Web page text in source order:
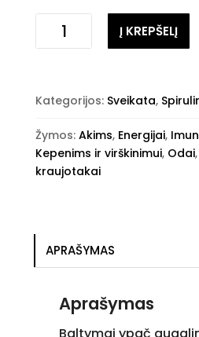
Kiekis
Į KREPŠELĮ
Kategorijos: Sveikata,
Žymos: Akims, Energijai,
Kepenims ir virškinimui, Odai,
kraujotakai
APRAŠYMAS
Aprašymas